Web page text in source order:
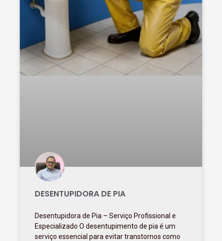
DESENTUPIDORA DE PIA
Desentupidora de Pia – Serviço Profissional e
Especializado O desentupimento de pia é um
serviço essencial para evitar transtornos como